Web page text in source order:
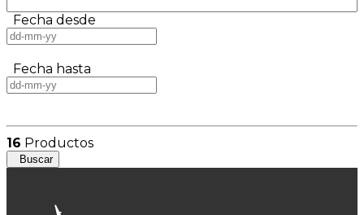
Fecha desde
Fecha hasta
16 Productos
Buscar